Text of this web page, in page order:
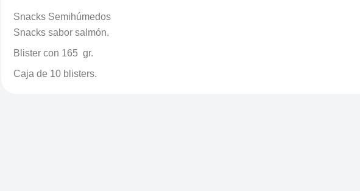
Snacks Semihúmedos
Snacks sabor salmón.
Blister con 165 gr.
Caja de 10 blisters.